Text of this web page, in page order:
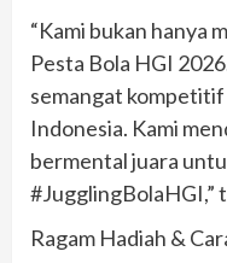
“Kami bukan hanya
Pesta Bola HGI
semangat
Indonesia. Kami
bermental juara
#JugglingBolaHGI,”
Ragam Hadiah &